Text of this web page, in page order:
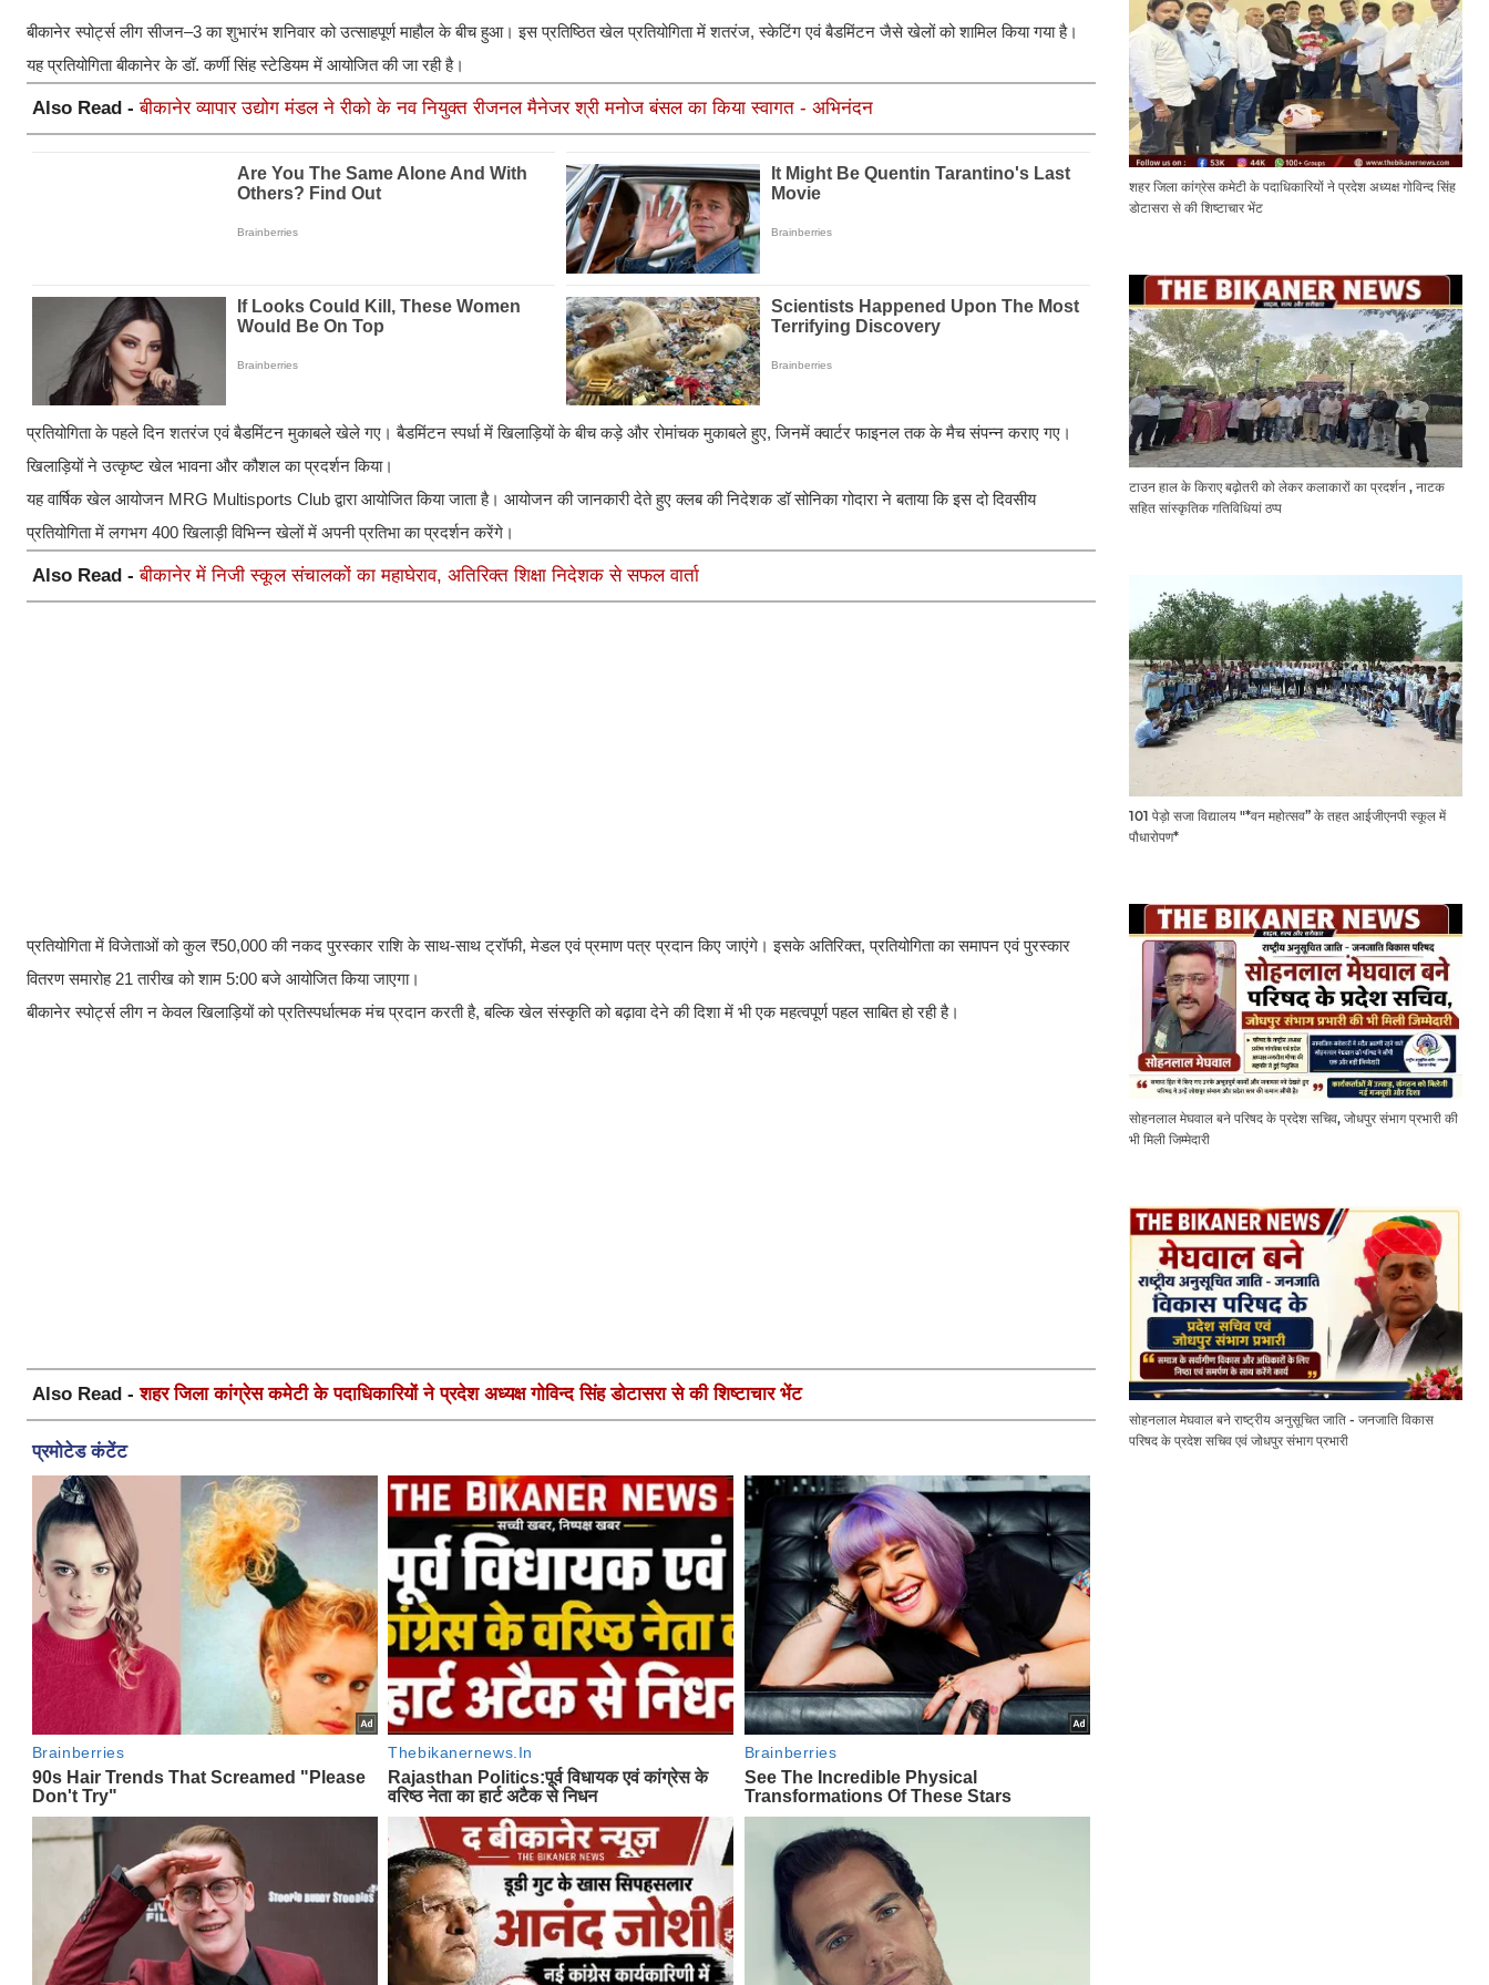
बीकानेर स्पोर्ट्स लीग सीजन–3 का शुभारंभ शनिवार को उत्साहपूर्ण माहौल के बीच हुआ। इस प्रतिष्ठित खेल प्रतियोगिता में शतरंज, स्केटिंग एवं बैडमिंटन जैसे खेलों को शामिल किया गया है।
यह प्रतियोगिता बीकानेर के डॉ. कर्णी सिंह स्टेडियम में आयोजित की जा रही है।
Also Read -बीकानेर व्यापार उद्योग मंडल ने रीको के नव नियुक्त रीजनल मैनेजर श्री मनोज बंसल का किया स्वागत - अभिनंदन
प्रतियोगिता के पहले दिन शतरंज एवं बैडमिंटन मुकाबले खेले गए। बैडमिंटन स्पर्धा में खिलाड़ियों के बीच कड़े और रोमांचक मुकाबले हुए, जिनमें क्वार्टर फाइनल तक के मैच संपन्न कराए गए।
खिलाड़ियों ने उत्कृष्ट खेल भावना और कौशल का प्रदर्शन किया।
यह वार्षिक खेल आयोजन MRG Multisports Club द्वारा आयोजित किया जाता है। आयोजन की जानकारी देते हुए क्लब की निदेशक डॉ सोनिका गोदारा ने बताया कि इस दो दिवसीय
प्रतियोगिता में लगभग 400 खिलाड़ी विभिन्न खेलों में अपनी प्रतिभा का प्रदर्शन करेंगे।
Also Read -बीकानेर में निजी स्कूल संचालकों का महाघेराव, अतिरिक्त शिक्षा निदेशक से सफल वार्ता
प्रतियोगिता में विजेताओं को कुल ₹50,000 की नकद पुरस्कार राशि के साथ-साथ ट्रॉफी, मेडल एवं प्रमाण पत्र प्रदान किए जाएंगे। इसके अतिरिक्त, प्रतियोगिता का समापन एवं पुरस्कार
वितरण समारोह 21 तारीख को शाम 5:00 बजे आयोजित किया जाएगा।
बीकानेर स्पोर्ट्स लीग न केवल खिलाड़ियों को प्रतिस्पर्धात्मक मंच प्रदान करती है, बल्कि खेल संस्कृति को बढ़ावा देने की दिशा में भी एक महत्वपूर्ण पहल साबित हो रही है।
Also Read -शहर जिला कांग्रेस कमेटी के पदाधिकारियों ने प्रदेश अध्यक्ष गोविन्द सिंह डोटासरा से की शिष्टाचार भेंट
शहर जिला कांग्रेस कमेटी के पदाधिकारियों ने प्रदेश अध्यक्ष गोविन्द सिंह
डोटासरा से की शिष्टाचार भेंट
टाउन हाल के किराए बढ़ोतरी को लेकर कलाकारों का प्रदर्शन , नाटक
सहित सांस्कृतिक गतिविधियां ठप्प
101 पेड़ो सजा विद्यालय "*वन महोत्सव” के तहत आईजीएनपी स्कूल में
पौधारोपण*
सोहनलाल मेघवाल बने परिषद के प्रदेश सचिव, जोधपुर संभाग प्रभारी की
भी मिली जिम्मेदारी
सोहनलाल मेघवाल बने राष्ट्रीय अनुसूचित जाति - जनजाति विकास
परिषद के प्रदेश सचिव एवं जोधपुर संभाग प्रभारी